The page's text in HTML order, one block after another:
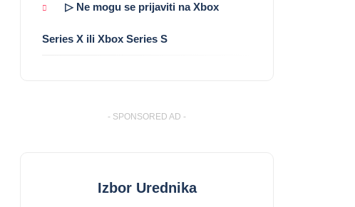
▷ Ne mogu se prijaviti na Xbox
Series X ili Xbox Series S
- SPONSORED AD -
Izbor Urednika